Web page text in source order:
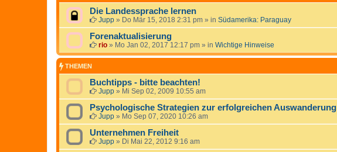
Die Landessprache lernen
Jupp » Do Mär 15, 2018 2:31 pm » in Südamerika: Paraguay
Forenaktualisierung
rio » Mo Jan 02, 2017 12:17 pm » in Wichtige Hinweise
THEMEN
Buchtipps - bitte beachten!
Jupp » Mi Sep 02, 2009 10:55 am
Psychologische Strategien zur erfolgreichen Auswanderung
Jupp » Mo Sep 07, 2020 10:26 am
Unternehmen Freiheit
Jupp » Di Mai 22, 2012 9:16 am